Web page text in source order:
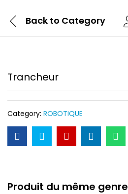
Back to Category
Trancheur
Category: ROBOTIQUE
Produit du même genre